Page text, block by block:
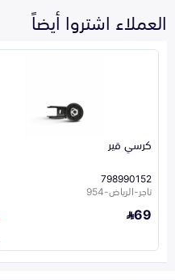
العملاء اشتروا أيضاً
كرسي قير
798990152
تاجر-الرياض-954
69